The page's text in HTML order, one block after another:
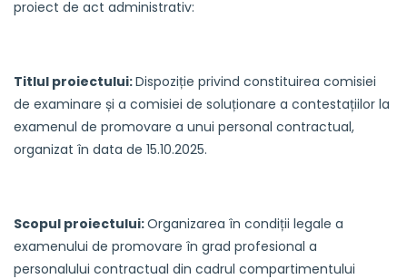
proiect de act administrativ:
Titlul proiectului:Dispoziție privind constituirea comisiei
de examinare și a comisiei de soluționare a contestațiilor la
examenul de promovare a unui personal contractual,
organizat în data de 15.10.2025.
Scopul proiectului:Organizarea în condiții legale a
examenului de promovare în grad profesional a
personalului contractual din cadrul compartimentului